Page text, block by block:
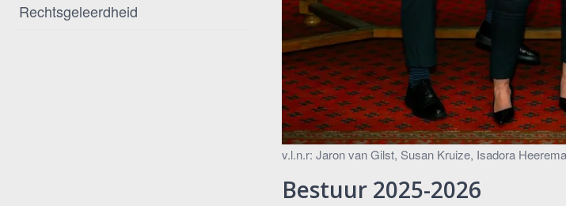
Rechtsgeleerdheid
v.l.n.r: Jaron van Gilst, Susan Kruize, Isadora
Bestuur 2025-2026